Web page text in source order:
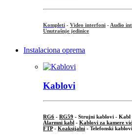
Kompleti - Video interfoni - Audio
Unutrašnje jedinice
Instalaciona oprema
Kablovi
RG6 - RG59 - Strujni kablovi - Kabl
Alarmni kabl - Kablovi za kamere
FTP- Koaksijalni - Telefonski kablovi